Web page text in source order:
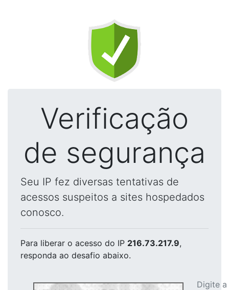
Verificação
de segurança
Seu IP fez diversas tentativas de
acessos suspeitos a sites hospedados
conosco.
Para liberar o acesso do IP 216.73.217.9,
responda ao desafio abaixo.
Digite